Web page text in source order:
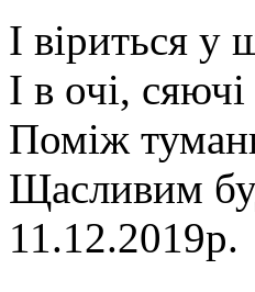
І віриться у
І в очі,
Поміж
Щасливим
11.12.2019р.